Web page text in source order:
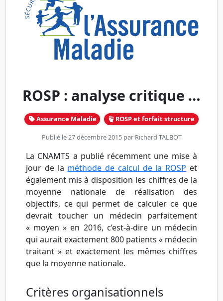
ROSP : analyse critique …
Assurance Maladie ROSP et forfait structure
Publié le 27 décembre 2015 par Richard TALBOT
La CNAMTS a publié récemment une mise à
jour de la méthode de calcul de la ROSP et
également mis à disposition les chiffres de la
moyenne nationale de réalisation des
objectifs, ce qui permet de calculer ce que
devrait toucher un médecin parfaitement
« moyen » en 2016, c’est-à-dire un médecin
qui aurait exactement 800 patients « médecin
traitant » et exactement les mêmes chiffres
que la moyenne nationale.
Critères organisationnels